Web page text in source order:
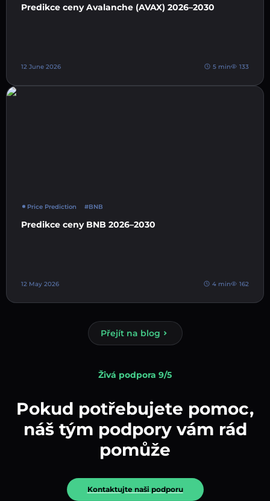
Predikce ceny Avalanche (AVAX) 2026–2030
12 June 2026 5 min 133
Price Prediction #BNB
Predikce ceny BNB 2026–2030
12 May 2026 4 min 162
Přejít na blog
Živá podpora 9/5
Pokud potřebujete pomoc,
náš tým podpory vám rád
pomůže
Kontaktujte naši podporu